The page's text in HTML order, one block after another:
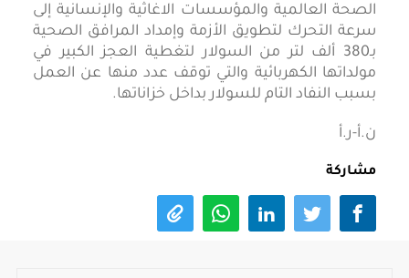
الصحة العالمية والمؤسسات الاغاثية والإنسانية إلى
سرعة التحرك لتطويق الأزمة وإمداد المرافق الصحية
بـ380 ألف لتر من السولار لتغطية العجز الكبير في
مولداتها الكهربائية والتي توقف عدد منها عن العمل
بسبب النفاد التام للسولار بداخل خزاناتها.
ن.أ-ر.أ
مشاركة